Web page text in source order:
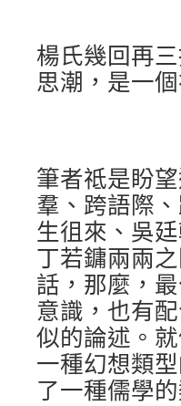
楊氏幾回再
思潮，是一
筆者祗是盼
羣、跨語際
生徂來、吳
丁若鏞兩兩
話，那麼，
意識，也有
似的論述。
一種幻想類
了一種儒學的